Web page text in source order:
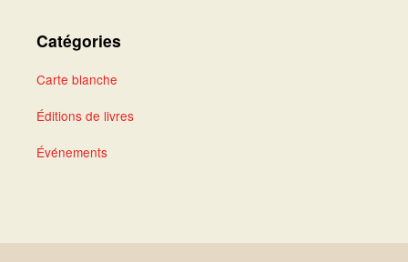
Catégories
Carte blanche
Éditions de livres
Événements